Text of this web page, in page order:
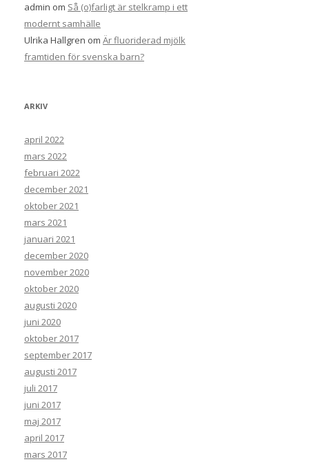
admin om Så (o)farligt är stelkramp i ett
modernt samhälle
Ulrika Hallgren om Är fluoriderad mjölk
framtiden för svenska barn?
ARKIV
april 2022
mars 2022
februari 2022
december 2021
oktober 2021
mars 2021
januari 2021
december 2020
november 2020
oktober 2020
augusti 2020
juni 2020
oktober 2017
september 2017
augusti 2017
juli 2017
juni 2017
maj 2017
april 2017
mars 2017